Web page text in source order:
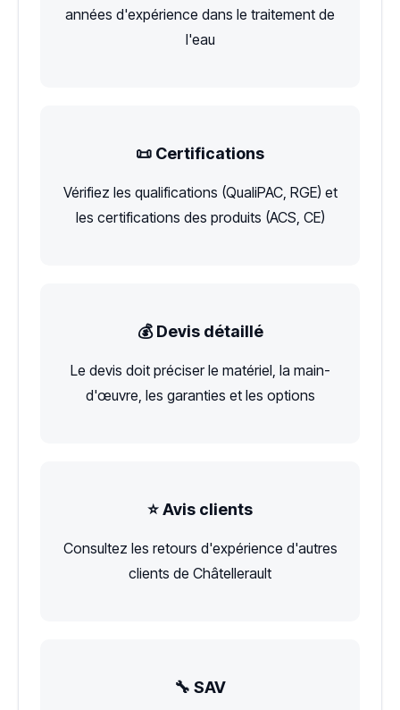
années d'expérience dans le traitement de
l'eau
📜 Certifications
Vérifiez les qualifications (QualiPAC, RGE) et
les certifications des produits (ACS, CE)
💰 Devis détaillé
Le devis doit préciser le matériel, la main-
d'œuvre, les garanties et les options
⭐ Avis clients
Consultez les retours d'expérience d'autres
clients de Châtellerault
🔧 SAV